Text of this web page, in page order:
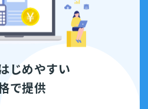
じめやすい
で提供